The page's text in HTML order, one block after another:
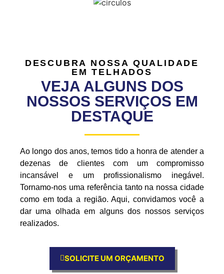
DESCUBRA NOSSA QUALIDADE
EM TELHADOS
VEJA ALGUNS DOS
NOSSOS SERVIÇOS EM
DESTAQUE
Ao longo dos anos, temos tido a honra de atender a
dezenas de clientes com um compromisso
incansável e um profissionalismo inegável.
Tornamo-nos uma referência tanto na nossa cidade
como em toda a região. Aqui, convidamos você a
dar uma olhada em alguns dos nossos serviços
realizados.
SOLICITE UM ORÇAMENTO